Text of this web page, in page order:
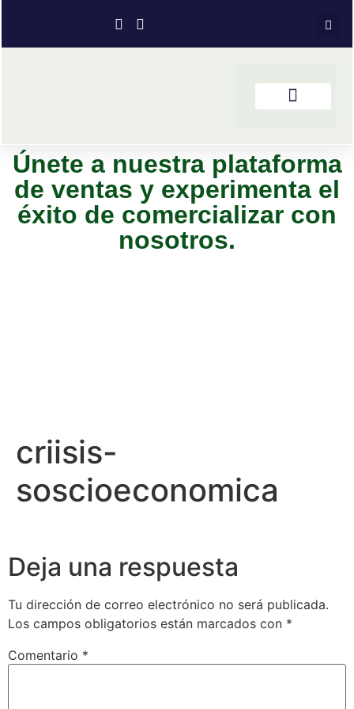
Únete a nuestra plataforma
de ventas y experimenta el
éxito de comercializar con
nosotros.
criisis-
soscioeconomica
Deja una respuesta
Tu dirección de correo electrónico no será publicada.
Los campos obligatorios están marcados con *
Comentario *